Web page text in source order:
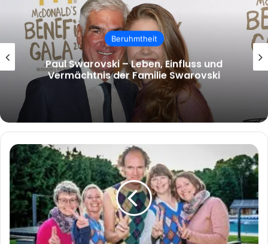
Beruhmtheit
malcolm.mcrae – Wer ist Malcolm
McRae und warum wächst das Interesse
an ihm?
Carola
Schubert:
Eine
facettenreiche
Persönlichkeit
zwischen
Engagement
und